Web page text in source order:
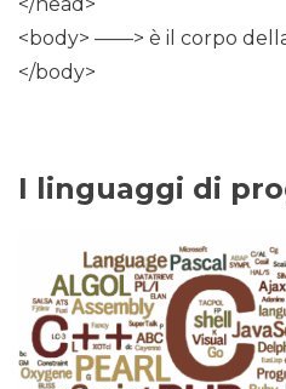
<body> ——> è il corpo
</body>
I linguaggi di